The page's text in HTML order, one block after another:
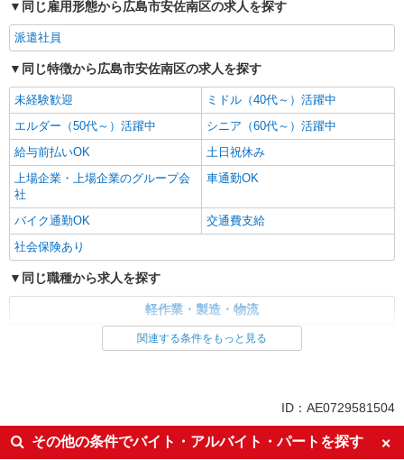
同じ雇用形態から広島市安佐南区の求人を探す
派遣社員
同じ特徴から広島市安佐南区の求人を探す
未経験歓迎
ミドル（40代～）活躍中
エルダー（50代～）活躍中
シニア（60代～）活躍中
給与前払いOK
土日祝休み
上場企業・上場企業のグループ会
社
車通勤OK
バイク通勤OK
交通費支給
社会保険あり
同じ職種から求人を探す
軽作業・製造・物流
梱包・仕分け・ピッキング
入出庫・商品管理・検品・検査
土日祝休み
上場企業・上場企業のグループ会
社
関連する条件をもっと見る
ID：AE0729581504
その他の条件でバイト・アルバイト・パートを探す